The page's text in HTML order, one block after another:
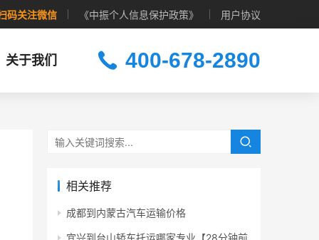
码关注微信 《中振个人信息保护政策》 用户协议
关于我们 400-678-2890
相关推荐
成都到内蒙古汽车运输价格